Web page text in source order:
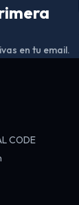
en tu email.
CODE